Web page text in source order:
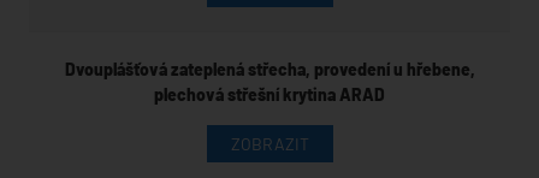
Dvouplášťová zateplená střecha, provedení u hřebene,
plechová střešní krytina ARAD
ZOBRAZIT